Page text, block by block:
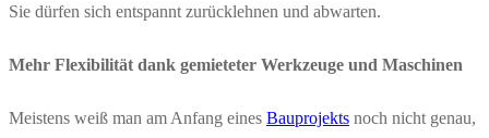
Sie dürfen sich entspannt zurücklehnen und abwarten.
Mehr Flexibilität dank gemieteter Werkzeuge und Maschinen
Meistens weiß man am Anfang eines Bauprojekts noch nicht genau,